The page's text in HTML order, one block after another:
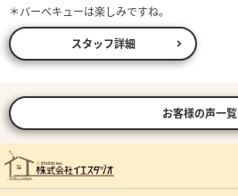
＊バーベキューは楽しみですね。
スタッフ詳細
お客様の声一覧